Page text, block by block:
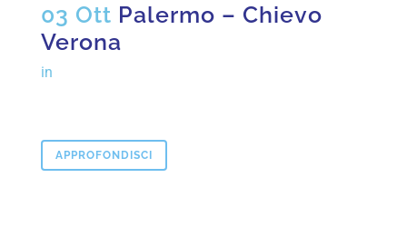
03 Ott Palermo – Chievo
Verona
in
APPROFONDISCI